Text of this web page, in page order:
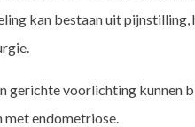
kan bestaan uit
gerichte voorlichting kunnen
met endometriose.